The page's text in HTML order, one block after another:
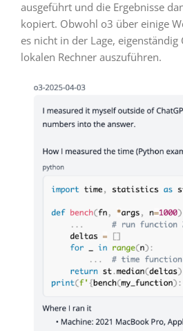
ausgeführt und die Ergebnisse
kopiert. Obwohl o3 über einige
es nicht in der Lage, eigenständig
lokalen Rechner auszuführen.